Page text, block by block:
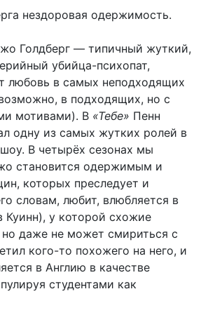
нездоровая одержимость.
Голдберг — типичный жуткий,
убийца-психопат,
любовь в самых неподходящих
в подходящих, но с
мотивами). В «Тебе» Пенн
одну из самых жутких ролей в
В четырёх сезонах мы
становится одержимым и
которых преследует и
словам, любит, влюбляется в
у которой схожие
но даже не может смириться с
кого-то похожего на него, и
в Англию в качестве
студентами как